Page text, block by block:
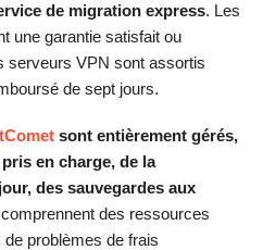
de migration express. Les
une garantie satisfait ou
serveurs VPN sont assortis
de sept jours.
sont entièrement gérés,
en charge, de la
des sauvegardes aux
des ressources
problèmes de frais